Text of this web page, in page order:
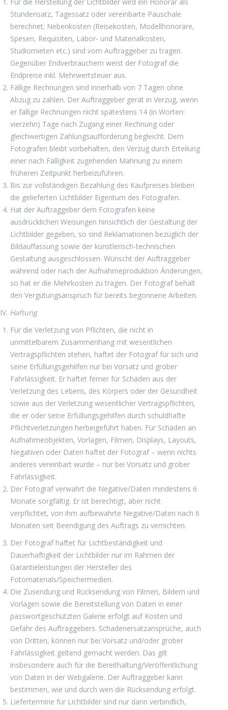
Stundensatz, Tagessatz oder vereinbarte Pauschale
berechnet; Nebenkosten (Reisekosten, Modellhonorare,
Spesen, Requisiten, Labor- und Materialkosten,
Studiomieten etc.) sind vom Auftraggeber zu tragen.
Gegenüber Endverbrauchern weist der Fotograf die
Endpreise inkl. Mehrwertsteuer aus.
Fällige Rechnungen sind innerhalb von 7 Tagen ohne
Abzug zu zahlen. Der Auftraggeber gerät in Verzug, wenn
er fällige Rechnungen nicht spätestens 14 (in Worten:
vierzehn) Tage nach Zugang einer Rechnung oder
gleichwertigen Zahlungsaufforderung begleicht. Dem
Fotografen bleibt vorbehalten, den Verzug durch Erteilung
einer nach Fälligkeit zugehenden Mahnung zu einem
früheren Zeitpunkt herbeizuführen.
Bis zur vollständigen Bezahlung des Kaufpreises bleiben
die gelieferten Lichtbilder Eigentum des Fotografen.
Hat der Auftraggeber dem Fotografen keine
ausdrücklichen Weisungen hinsichtlich der Gestaltung der
Lichtbilder gegeben, so sind Reklamationen bezüglich der
Bildauffassung sowie der künstlerisch-technischen
Gestaltung ausgeschlossen. Wünscht der Auftraggeber
während oder nach der Aufnahmeproduktion Änderungen,
so hat er die Mehrkosten zu tragen. Der Fotograf behält
den Vergütungsanspruch für bereits begonnene Arbeiten.
IV. Haftung
Für die Verletzung von Pflichten, die nicht in
unmittelbarem Zusammenhang mit wesentlichen
Vertragspflichten stehen, haftet der Fotograf für sich und
seine Erfüllungsgehilfen nur bei Vorsatz und grober
Fahrlässigkeit. Er haftet ferner für Schäden aus der
Verletzung des Lebens, des Körpers oder der Gesundheit
sowie aus der Verletzung wesentlicher Vertragspflichten,
die er oder seine Erfüllungsgehilfen durch schuldhafte
Pflichtverletzungen herbeigeführt haben. Für Schäden an
Aufnahmeobjekten, Vorlagen, Filmen, Displays, Layouts,
Negativen oder Daten haftet der Fotograf – wenn nichts
anderes vereinbart wurde – nur bei Vorsatz und grober
Fahrlässigkeit.
Der Fotograf verwahrt die Negative/Daten mindestens 6
Monate sorgfältig. Er ist berechtigt, aber nicht
verpflichtet, von ihm aufbewahrte Negative/Daten nach 6
Monaten seit Beendigung des Auftrags zu vernichten.
Der Fotograf haftet für Lichtbeständigkeit und
Dauerhaftigkeit der Lichtbilder nur im Rahmen der
Garantieleistungen der Hersteller des
Fotomaterials/Speichermedien.
Die Zusendung und Rücksendung von Filmen, Bildern und
Vorlagen sowie die Bereitstellung von Daten in einer
passwortgeschützten Galerie erfolgt auf Kosten und
Gefahr des Auftraggebers. Schadenersatzansprüche, auch
von Dritten, können nur bei Vorsatz und/oder grober
Fahrlässigkeit geltend gemacht werden. Das gilt
insbesondere auch für die Bereithaltung/Veröffentlichung
von Daten in der Webgalerie. Der Auftraggeber kann
bestimmen, wie und durch wen die Rücksendung erfolgt.
Liefertermine für Lichtbilder sind nur dann verbindlich,